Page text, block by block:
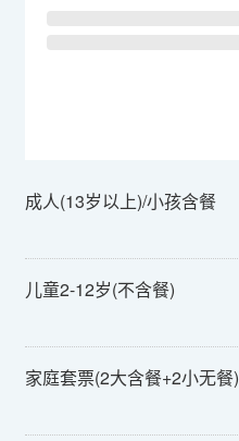
成人(13岁以上)/小孩含餐
儿童2-12岁(不含餐)
家庭套票(2大含餐+2小无餐)